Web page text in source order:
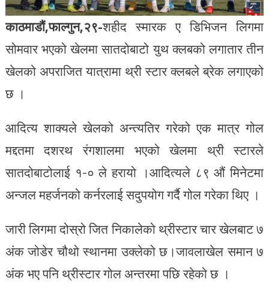
काठमाडौं,फाल्गुन,२९-शहीद स्मारक ए डिभिजन लिगमा
सोमवार भएको खेलमा सातदोबाटो युथ क्लबको लगातार तीन
खेलको अपराजित यात्रामा थ्री स्टार क्लबले ब्रेक लगाएको
छ ।
आदित्य शाक्यले खेलको अन्त्यतिर गरेको एक मात्र गोल
मद्दतमा दशरथ रंगशालमा भएको खेलमा थ्री स्टारले
सातदोबाटोलाई १-० ले हरायो ।आदित्यले ८९ औं मिनेटमा
अन्जल महर्जनको कर्नरलाई सदुपयोग गर्दै गोल गरेका थिए ।
जारी लिगमा दोस्रो जित निकालेको थ्रीस्टार चार खेलबाट ७
अंक जोडेर चौथो स्थानमा उक्लेको छ।जावलाखेल समान ७
अंक भए पनि थ्रीस्टार गोल अन्तरमा पछि रहेको छ ।